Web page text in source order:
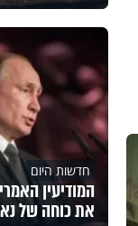
חדשות היום
המודיעין
את כוחה של